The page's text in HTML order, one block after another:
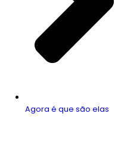
Agora é que são elas